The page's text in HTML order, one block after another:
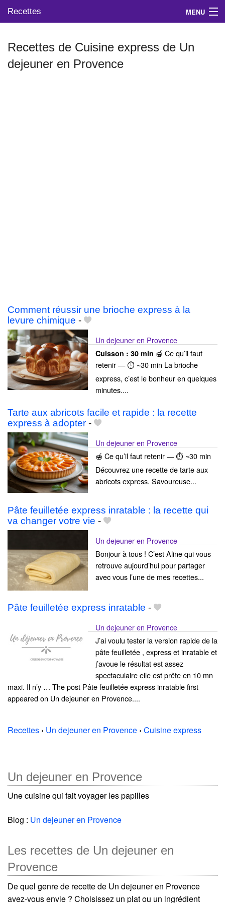
Recettes MENU
Mes blogs préférés
Recettes de Cuisine express de Un
dejeuner en Provence
Comment réussir une brioche express à la
levure chimique -
Un dejeuner en Provence
Cuisson : 30 min 🍯 Ce qu’il faut
retenir — ⏱ ~30 min La brioche
express, c’est le bonheur en quelques
minutes....
Tarte aux abricots facile et rapide : la recette
express à adopter -
Un dejeuner en Provence
🍯 Ce qu’il faut retenir — ⏱ ~30 min
Découvrez une recette de tarte aux
abricots express. Savoureuse...
Pâte feuilletée express inratable : la recette qui
va changer votre vie -
Un dejeuner en Provence
Bonjour à tous ! C’est Aline qui vous
retrouve aujourd’hui pour partager
avec vous l’une de mes recettes...
Pâte feuilletée express inratable -
Un dejeuner en Provence
J’ai voulu tester la version rapide de la
pâte feuilletée , express et inratable et
j’avoue le résultat est assez
spectaculaire elle est prête en 10 mn
maxi. Il n’y … The post Pâte feuilletée express inratable first
appeared on Un dejeuner en Provence....
Recettes › Un dejeuner en Provence › Cuisine express
Un dejeuner en Provence
Une cuisine qui fait voyager les papilles
Blog : Un dejeuner en Provence
Les recettes de Un dejeuner en
Provence
De quel genre de recette de Un dejeuner en Provence
avez-vous envie ? Choisissez un plat ou un ingrédient